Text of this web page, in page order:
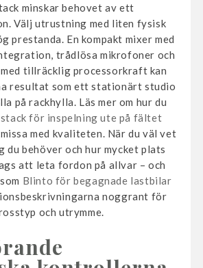
minskar behovet av ett
Välj utrustning med liten fysisk
prestanda. En kompakt mixer med
trådlösa mikrofoner och
tillräcklig processorkraft kan
resultat som ett stationärt studio
på rackhylla. Läs mer om hur du
för inspelning ute på fältet
med kvaliteten. När du väl vet
du behöver och hur mycket plats
att leta fordon på allvar – och
Blinto för begagnade lastbilar
noggrant för
och utrymme.